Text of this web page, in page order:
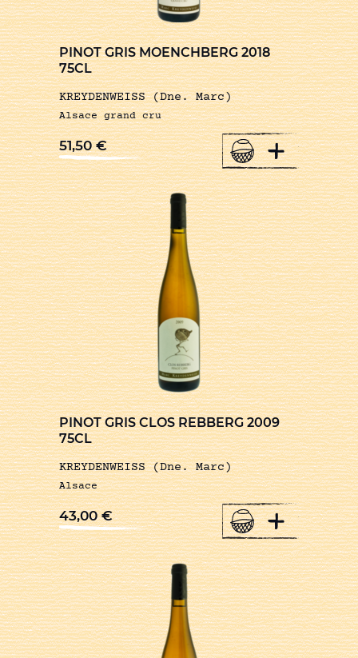
PINOT GRIS MOENCHBERG 2018
75CL
KREYDENWEISS (Dne. Marc)
Alsace grand cru
51,50€ +
PINOT GRIS CLOS REBBERG 2009
75CL
KREYDENWEISS (Dne. Marc)
Alsace
43,00€ +